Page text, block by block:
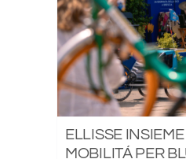
ELLISSE
MOBILITÁ PER